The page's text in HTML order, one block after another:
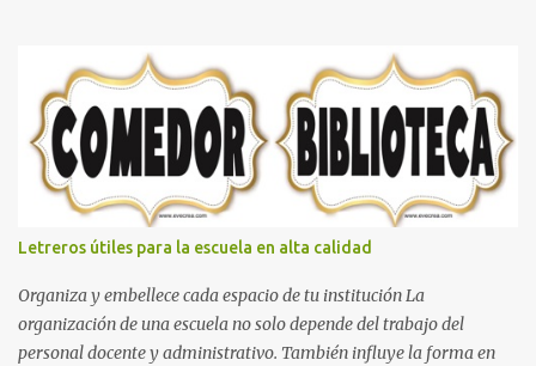
decorar el dormitorio con pósters Cama con diseño de ring de
boxeo Ideas para decoraciones de fiestas infantiles Cosas bonitas
que se pueden hacer con gomas de coche
Letreros útiles para la escuela en alta calidad
Organiza y embellece cada espacio de tu institución La
organización de una escuela no solo depende del trabajo del
personal docente y administrativo. También influye la forma en